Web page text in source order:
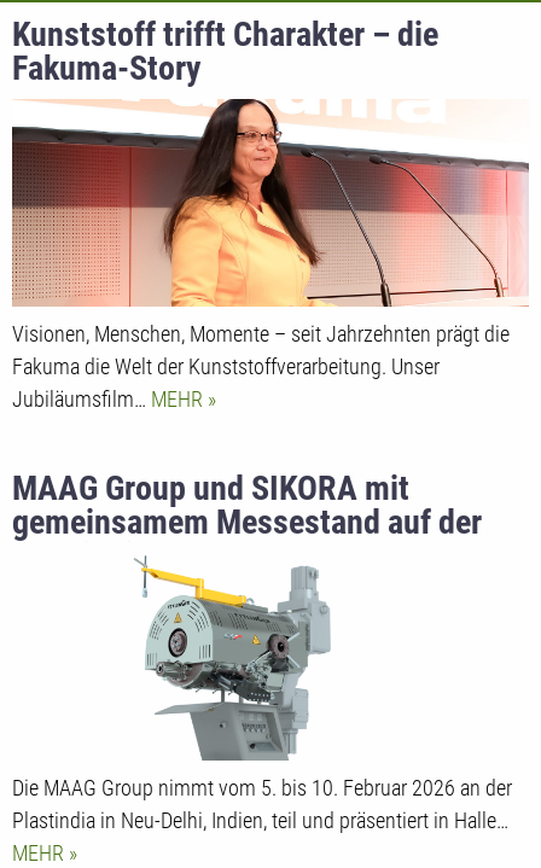
Kunststoff trifft Charakter – die
Fakuma-Story
Visionen, Menschen, Momente – seit Jahrzehnten prägt die
Fakuma die Welt der Kunststoffverarbeitung. Unser
Jubiläumsfilm… MEHR
MAAG Group und SIKORA mit
gemeinsamem Messestand auf der
Plastindia 2026
Die MAAG Group nimmt vom 5. bis 10. Februar 2026 an der
Plastindia in Neu-Delhi, Indien, teil und präsentiert in Halle…
MEHR